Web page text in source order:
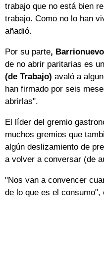
trabajo que no está bien
trabajo. Como no lo han
añadió.
Por su parte, Barrionuevo
de no abrir paritarias es
(de Trabajo) avaló a
han firmado por seis
abrirlas".
El líder del gremio
muchos gremios que
algún deslizamiento de
a volver a conversar (de
"Nos van a convencer
de lo que es el